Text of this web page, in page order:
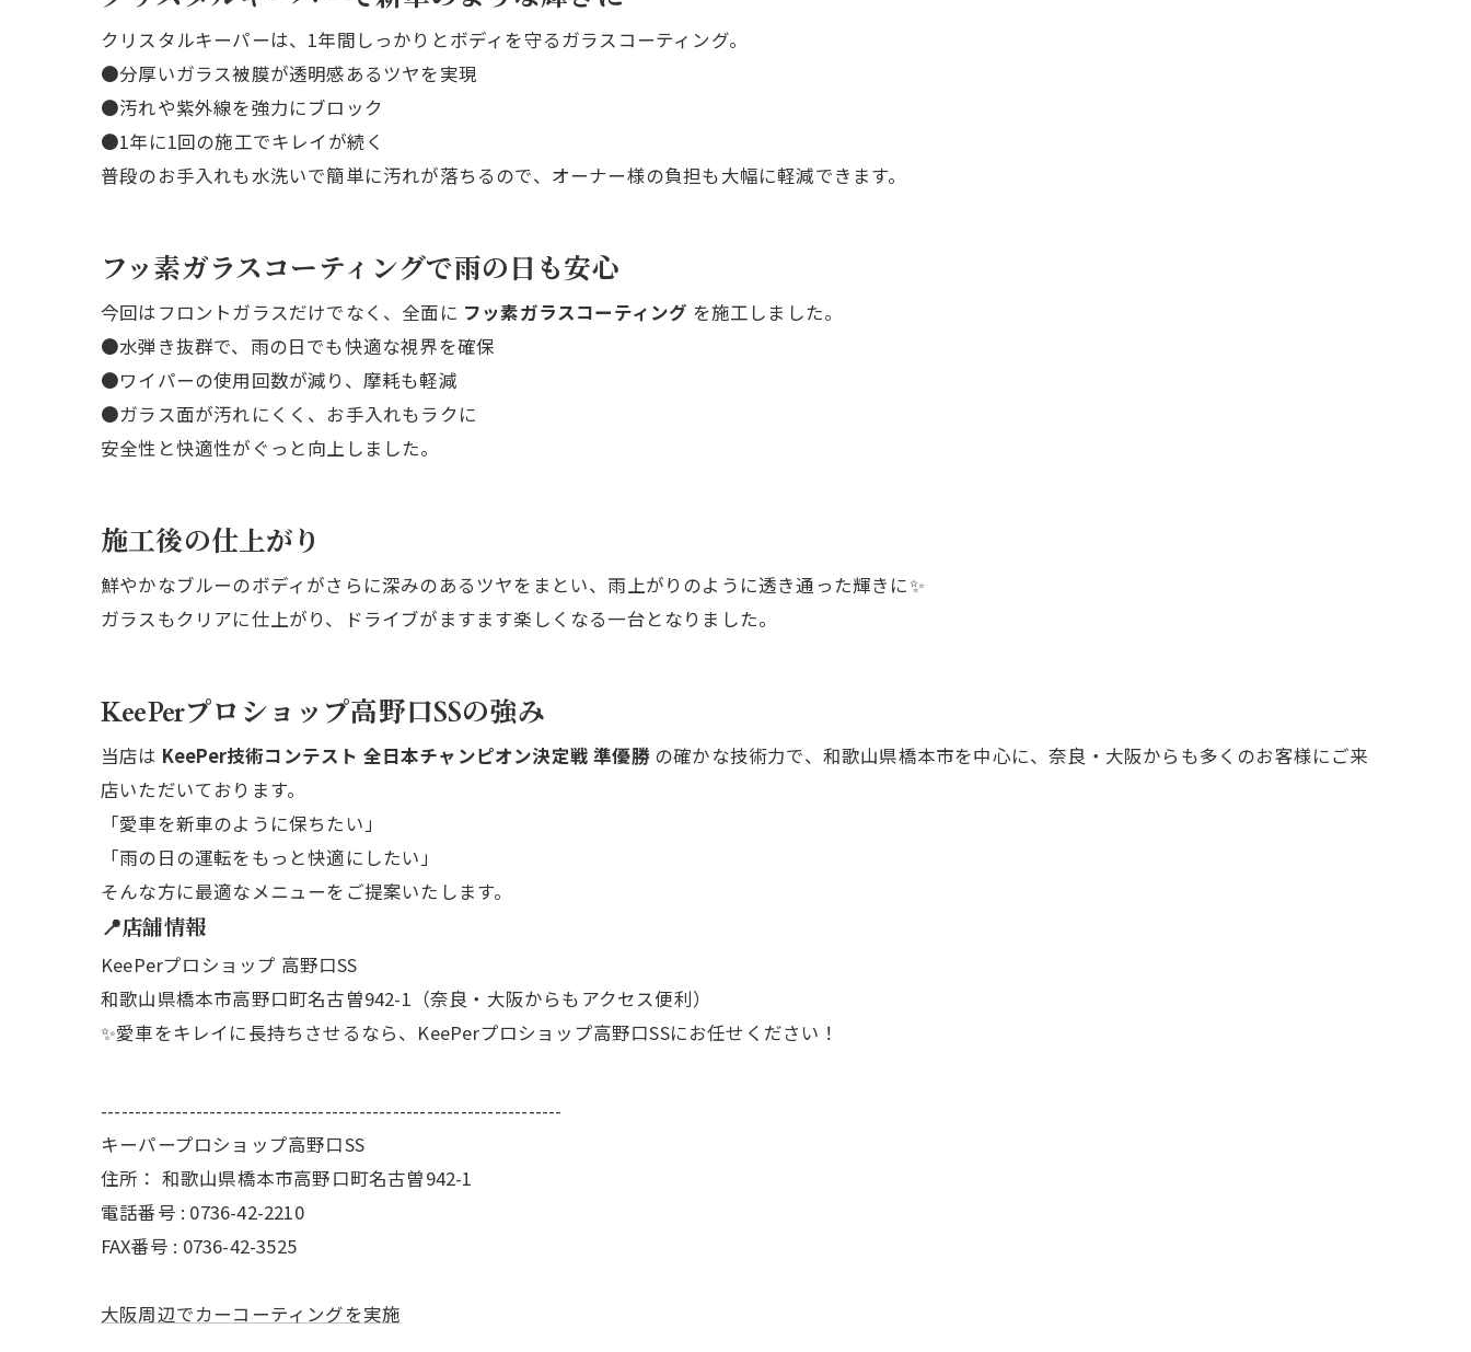
クリスタルキーパーは、1年間しっかりとボディを守るガラスコーティング。
●分厚いガラス被膜が透明感あるツヤを実現
●汚れや紫外線を強力にブロック
●1年に1回の施工でキレイが続く
普段のお手入れも水洗いで簡単に汚れが落ちるので、オーナー様の負担も大幅に軽減できます。
フッ素ガラスコーティングで雨の日も安心
今回はフロントガラスだけでなく、全面に フッ素ガラスコーティング を施工しました。
●水弾き抜群で、雨の日でも快適な視界を確保
●ワイパーの使用回数が減り、摩耗も軽減
●ガラス面が汚れにくく、お手入れもラクに
安全性と快適性がぐっと向上しました。
施工後の仕上がり
鮮やかなブルーのボディがさらに深みのあるツヤをまとい、雨上がりのように透き通った輝きに✨
ガラスもクリアに仕上がり、ドライブがますます楽しくなる一台となりました。
KeePerプロショップ高野口SSの強み
当店は KeePer技術コンテスト 全日本チャンピオン決定戦 準優勝 の確かな技術力で、和歌山県橋本市を中心に、奈良・大阪からも多くのお客様にご来
店いただいております。
「愛車を新車のように保ちたい」
「雨の日の運転をもっと快適にしたい」
そんな方に最適なメニューをご提案いたします。
📍店舗情報
KeePerプロショップ 高野口SS
和歌山県橋本市高野口町名古曽942-1（奈良・大阪からもアクセス便利）
✨愛車をキレイに長持ちさせるなら、KeePerプロショップ高野口SSにお任せください！
--------------------------------------------------------------------
キーパープロショップ高野口SS
住所： 和歌山県橋本市高野口町名古曽942-1
電話番号 : 0736-42-2210
FAX番号 : 0736-42-3525
大阪周辺でカーコーティングを実施